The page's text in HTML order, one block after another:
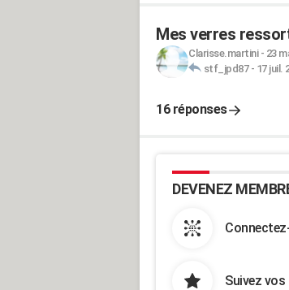
Mes verres
Clarisse.martini- 23
stf_jpd87- 17 juil.
16 réponses
DEVENEZ
Suivez